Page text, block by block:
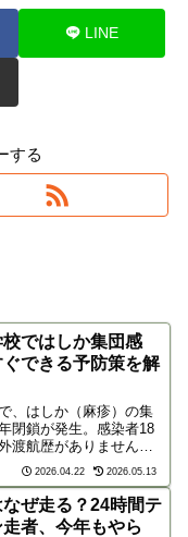
LINE
する
ではしか集団感
できる予防策を解
、はしか（麻疹）の集
閉鎖が発生。感染者18
渡航歴がありません。
的な空気感染など考え
、ワクチン接種をはじ
防方法・対策を分かり
。
2026.04.22 2026.05.13
なぜ走る？24時間テ
者、今年もやら